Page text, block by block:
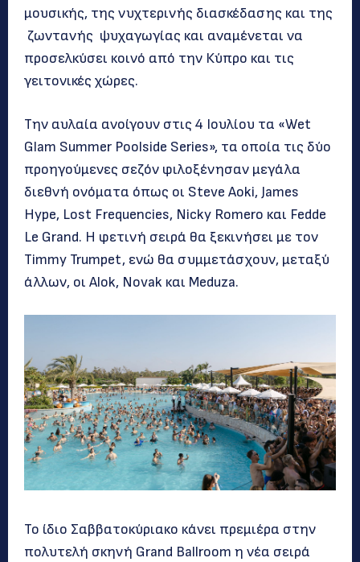
μουσικής, της νυχτερινής διασκέδασης και της
ζωντανής ψυχαγωγίας και αναμένεται να
προσελκύσει κοινό από την Κύπρο και τις
γειτονικές χώρες.
Την αυλαία ανοίγουν στις 4 Ιουλίου τα «Wet
Glam Summer Poolside Series», τα οποία τις δύο
προηγούμενες σεζόν φιλοξένησαν μεγάλα
διεθνή ονόματα όπως οι Steve Aoki, James
Hype, Lost Frequencies, Nicky Romero και Fedde
Le Grand. Η φετινή σειρά θα ξεκινήσει με τον
Timmy Trumpet, ενώ θα συμμετάσχουν, μεταξύ
άλλων, οι Alok, Novak και Meduza.
Το ίδιο Σαββατοκύριακο κάνει πρεμιέρα στην
πολυτελή σκηνή Grand Ballroom η νέα σειρά